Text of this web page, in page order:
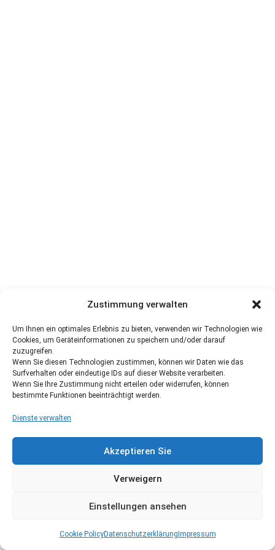
Zustimmung verwalten
Um Ihnen ein optimales Erlebnis zu bieten, verwenden wir Technologien wie
Cookies, um Geräteinformationen zu speichern und/oder darauf
zuzugreifen.
Wenn Sie diesen Technologien zustimmen, können wir Daten wie das
Surfverhalten oder eindeutige IDs auf dieser Website verarbeiten.
Wenn Sie Ihre Zustimmung nicht erteilen oder widerrufen, können
bestimmte Funktionen beeinträchtigt werden.
Dienste verwalten
Akzeptieren Sie
Verweigern
Einstellungen ansehen
Cookie PolicyDatenschutzerklärung Impressum